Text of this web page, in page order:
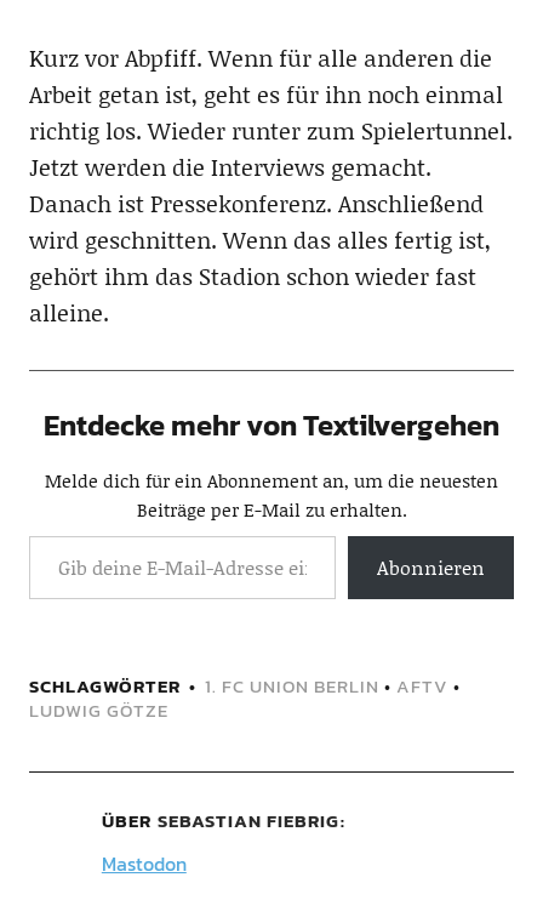
Kurz vor Abpfiff. Wenn für alle anderen die
Arbeit getan ist, geht es für ihn noch einmal
richtig los. Wieder runter zum Spielertunnel.
Jetzt werden die Interviews gemacht.
Danach ist Pressekonferenz. Anschließend
wird geschnitten. Wenn das alles fertig ist,
gehört ihm das Stadion schon wieder fast
alleine.
Entdecke mehr von Textilvergehen
Melde dich für ein Abonnement an, um die neuesten
Beiträge per E-Mail zu erhalten.
Abonnieren
SCHLAGWÖRTER 1. FC UNION BERLIN • AFTV •
LUDWIG GÖTZE
ÜBER SEBASTIAN FIEBRIG
Mastodon